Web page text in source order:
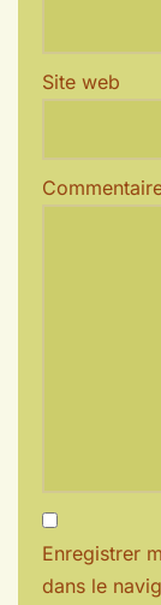
Site web
Enregistrer
dans le